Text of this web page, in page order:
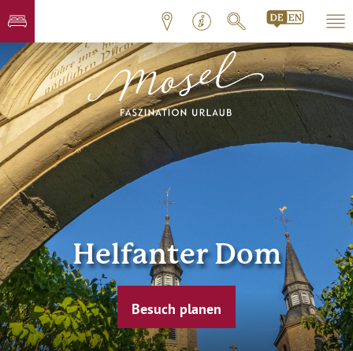
Helfanter Dom
Besuch planen